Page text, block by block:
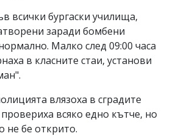
всички бургаски училища,
заради бомбени
Малко след 09:00 часа
в класните стаи, установи
влязоха в сградите
всяко едно кътче, но
не бе открито.